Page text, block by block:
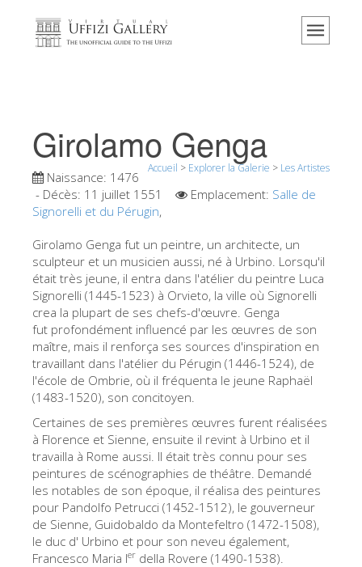
Accueil
Événements et expositions
L' avis des visiteurs
Contact
Réserver
Visite virtuelle
Les Oeuvres
Les Salles
Les Artistes
Les nouvelles salles
Les autres Musées
Le Musée national du Bargello
Galerie de l'Académie
La Galerie Palatine
Les Chapelles Médicis
Girolamo Genga
Accueil > Explorer la Galerie > Les Artistes
Naissance: 1476
- Décès: 11 juillet 1551 Emplacement: Salle de
Signorelli et du Pérugin,
Girolamo Genga fut un peintre, un architecte, un
sculpteur et un musicien aussi, né à Urbino. Lorsqu'il
était très jeune, il entra dans l'atélier du peintre Luca
Signorelli (1445-1523) à Orvieto, la ville où Signorelli
crea la plupart de ses chefs-d'œuvre. Genga
fut profondément influencé par les œuvres de son
maître, mais il renforça ses sources d'inspiration en
travaillant dans l'atélier du Pérugin (1446-1524), de
l'école de Ombrie, où il fréquenta le jeune Raphaël
(1483-1520), son concitoyen.
Certaines de ses premières œuvres furent réalisées
à Florence et Sienne, ensuite il revint à Urbino et il
travailla à Rome aussi. Il était très connu pour ses
peintures de scénographies de théâtre. Demandé
les notables de son époque, il réalisa des peintures
pour Pandolfo Petrucci (1452-1512), le gouverneur
de Sienne, Guidobaldo da Montefeltro (1472-1508),
le duc d' Urbino et pour son neveu également,
Francesco Maria Ier della Rovere (1490-1538).